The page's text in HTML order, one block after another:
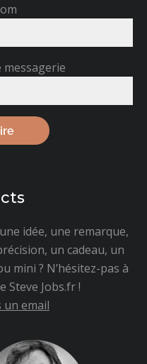
messagerie
idée, une remarque,
un cadeau, un
mini ? N’hésitez-pas à
Steve Jobs.fr !
un email